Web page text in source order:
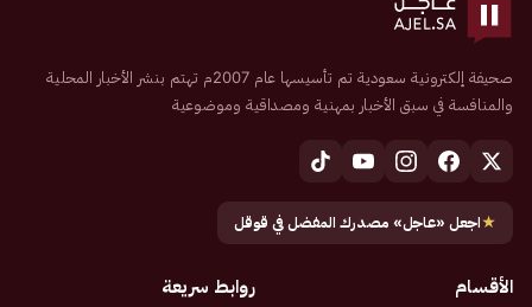
صحيفة إلكترونية سعودية تم تأسيسها عام 2007م تهتم بنشر الأخبار المحلية
والمنافسة في سبق الأخبار بمهنية ومصداقية وموضوعية
★اجعل «عاجل» مصدرك المفضل في قوقل
الأقسام روابط سريعة